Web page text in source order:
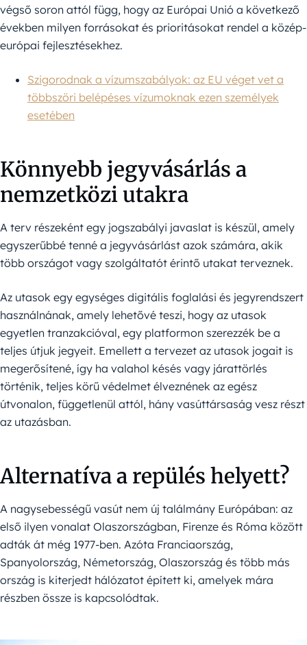
végső soron attól függ, hogy az Európai Unió a következő
években milyen forrásokat és prioritásokat rendel a közép-
európai fejlesztésekhez.
Szigorodnak a vízumszabályok: az EU véget vet a
többszöri belépéses vízumoknak ezen személyek
esetében
Könnyebb jegyvásárlás a
nemzetközi utakra
A terv részeként egy jogszabályi javaslat is készül, amely
egyszerűbbé tenné a jegyvásárlást azok számára, akik
több országot vagy szolgáltatót érintő utakat terveznek.
Az utasok egy egységes digitális foglalási és jegyrendszert
használnának, amely lehetővé teszi, hogy az utasok
egyetlen tranzakcióval, egy platformon szerezzék be a
teljes útjuk jegyeit. Emellett a tervezet az utasok jogait is
megerősítené, így ha valahol késés vagy járattörlés
történik, teljes körű védelmet élveznének az egész
útvonalon, függetlenül attól, hány vasúttársaság vesz részt
az utazásban.
Alternatíva a repülés helyett?
A nagysebességű vasút nem új találmány Európában: az
első ilyen vonalat Olaszországban, Firenze és Róma között
adták át még 1977-ben. Azóta Franciaország,
Spanyolország, Németország, Olaszország és több más
ország is kiterjedt hálózatot épített ki, amelyek mára
részben össze is kapcsolódtak.